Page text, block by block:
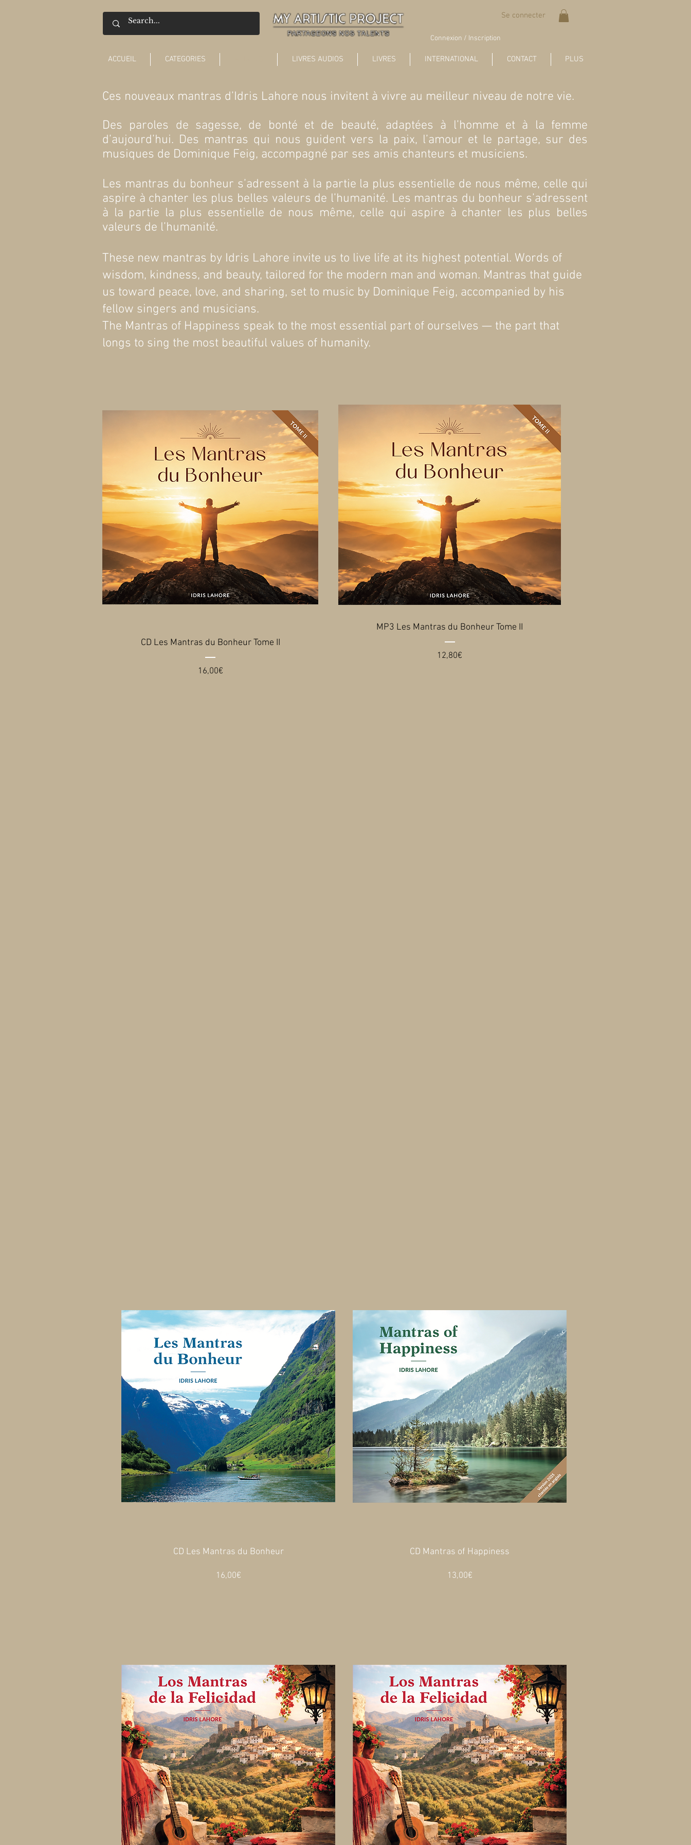
Se connecter
Connexion / Inscription
ACCUEIL CATEGORIES LIVRES AUDIOS LIVRES INTERNATIONAL CONTACT PLUS
Ces nouveaux mantras d’Idris Lahore nous invitent à vivre au meilleur niveau de notre vie.
Des paroles de sagesse, de bonté et de beauté, adaptées à l’homme et à la femme
d’aujourd’hui. Des mantras qui nous guident vers la paix, l’amour et le partage, sur des
musiques de Dominique Feig, accompagné par ses amis chanteurs et musiciens.
Les mantras du bonheur s’adressent à la partie la plus essentielle de nous même, celle qui
aspire à chanter les plus belles valeurs de l’humanité. Les mantras du bonheur s’adressent
à la partie la plus essentielle de nous même, celle qui aspire à chanter les plus belles
valeurs de l’humanité.
These new mantras by Idris Lahore invite us to live life at its highest potential. Words of
wisdom, kindness, and beauty, tailored for the modern man and woman. Mantras that guide
us toward peace, love, and sharing, set to music by Dominique Feig, accompanied by his
fellow singers and musicians.
The Mantras of Happiness speak to the most essential part of ourselves — the part that
longs to sing the most beautiful values of humanity.
CD Les Mantras du Bonheur Tome II
16,00€Prix
MP3 Les Mantras du Bonheur Tome II
12,80€
CD Les Mantras du Bonheur
16,00€Prix
CD Mantras of Happiness
13,00€Prix